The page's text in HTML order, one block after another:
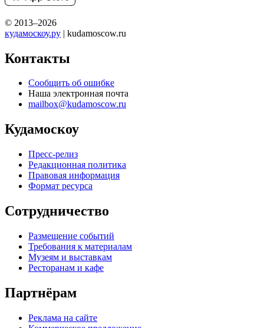
© 2013–2026
кудамоскоу.ру | kudamoscow.ru
Контакты
Сообщить об ошибке
Наша электронная почта
mailbox@kudamoscow.ru
Кудамоскоу
Пресс-релиз
Редакционная политика
Правовая информация
Формат ресурса
Сотрудничество
Размещение событий
Требования к материалам
Музеям и выставкам
Ресторанам и кафе
Партнёрам
Реклама на сайте